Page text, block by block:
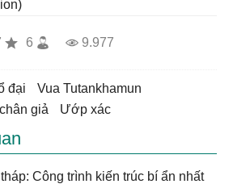
6 9.977
đại
vua Tutankhamun
chân giả ướp xác
Công trình kiến trúc bí ẩn nhất